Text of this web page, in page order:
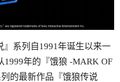
』系列自1991年诞生以来一
1999年的『饿狼 -MARK OF
的最新作品『饿狼传说